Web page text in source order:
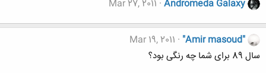
Andromeda Galaxy
Mar 27, 2011
"Amir masoud"
Mar 19, 2011
سال 89 برای شما چه رنگی بود؟